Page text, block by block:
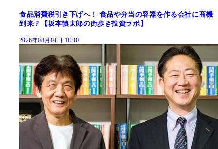
食品消費税引き下げへ！ 食品や弁当の容器を作る会社に商機
到来？【坂本慎太郎の街歩き投資ラボ】
2026年08月03日 18:00